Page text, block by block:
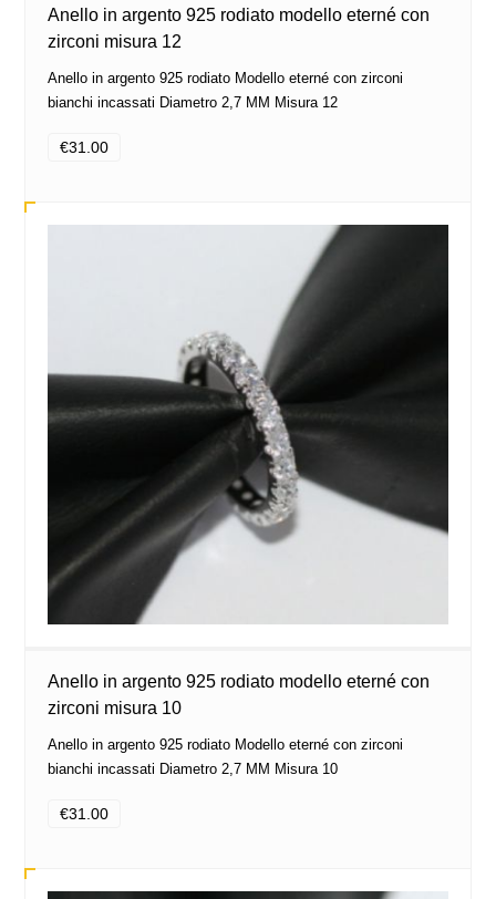
Anello in argento 925 rodiato modello eterné con
zirconi misura 12
Anello in argento 925 rodiato Modello eterné con zirconi
bianchi incassati Diametro 2,7 MM Misura 12
€31.00
Anello in argento 925 rodiato modello eterné con
zirconi misura 10
Anello in argento 925 rodiato Modello eterné con zirconi
bianchi incassati Diametro 2,7 MM Misura 10
€31.00